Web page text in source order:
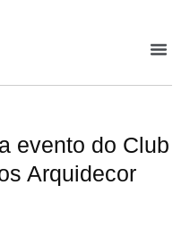
evento do Club
Arquidecor